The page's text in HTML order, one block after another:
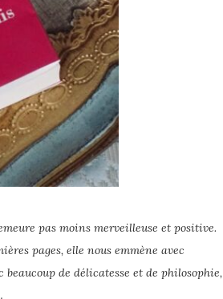
pas moins merveilleuse et positive.
pages, elle nous emmène avec
de délicatesse et de philosophie,